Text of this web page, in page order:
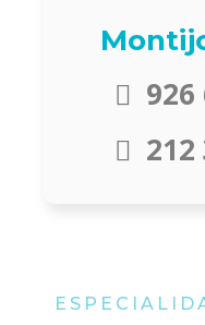
926
212